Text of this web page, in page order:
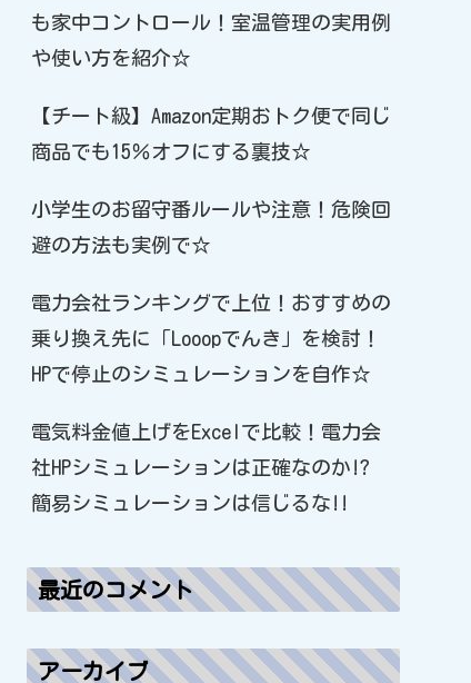
も家中コントロール！室温管理の実用例
や使い方を紹介☆
【チート級】Amazon定期おトク便で同じ
商品でも15％オフにする裏技☆
小学生のお留守番ルールや注意！危険回
避の方法も実例で☆
電力会社ランキングで上位！おすすめの
乗り換え先に「Looopでんき」を検討！
HPで停止のシミュレーションを自作☆
電気料金値上げをExcelで比較！電力会
社HPシミュレーションは正確なのか!?
簡易シミュレーションは信じるな!!
最近のコメント
アーカイブ